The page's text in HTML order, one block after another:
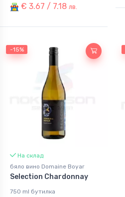
€ 3.67 / 7.18 лв.
-15%
На склад
бяло вино Domaine Boyar
Selection Chardonnay
750 ml бутилка